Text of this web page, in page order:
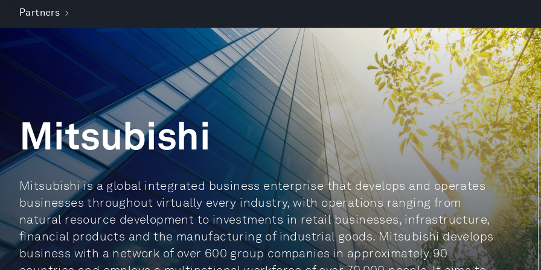
Partners
Mitsubishi
Mitsubishi is a global integrated business enterprise that develops and operates
businesses throughout virtually every industry, with operations ranging from
natural resource development to investments in retail businesses, infrastructure,
financial products and the manufacturing of industrial goods. Mitsubishi develops
business with a network of over 600 group companies in approximately 90